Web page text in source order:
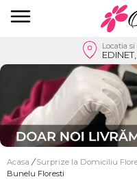
Locatia
Acasa / Surprize la Domiciliu
Bunelu Floresti